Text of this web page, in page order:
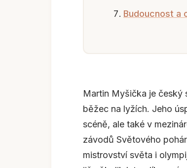
Budoucnost a
Martin Myšička je český
běžec na lyžích. Jeho
scéně, ale také v
závodů Světového
mistrovství světa i